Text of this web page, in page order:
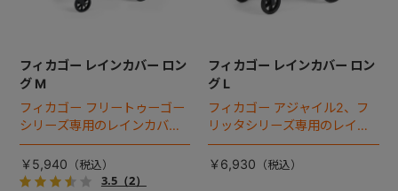
フィカゴー レインカバー ロン
グ M
フィカゴー フリートゥーゴー
シリーズ専用のレインカバ
ー。雨の日のお出かけも安
心。
￥5,940
3.5（2）
フィカゴー レインカバー ロン
グ L
フィカゴー アジャイル2、フ
リッタシリーズ専用のレイン
カバー。雨の日のお出かけも
安心。
￥6,930